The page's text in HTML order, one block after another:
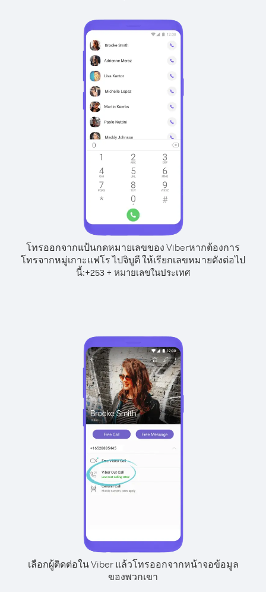
โทรออกจากแป้นกดหมายเลขของ Viberหากต้องการ
โทรจากหมู่เกาะแฟโร ไปจิบูตี ให้เรียกเลขหมายดังต่อไป
นี้:+253+ หมายเลขในประเทศ
เลือกผู้ติดต่อใน Viber แล้วโทรออกจากหน้าจอข้อมูล
ของพวกเขา